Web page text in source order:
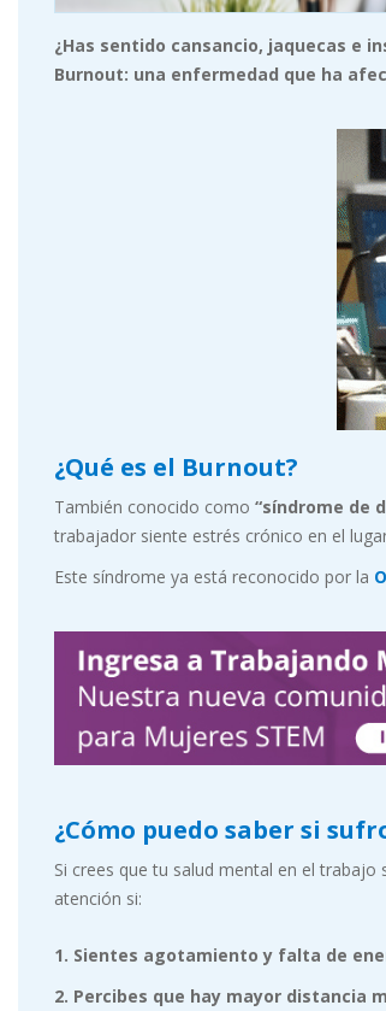
¿Has sentido cansancio, jaquecas e
Burnout: una enfermedad que ha
¿Qué es el Burnout?
También conocido como “síndrome de
trabajador siente estrés crónico en el
Este síndrome ya está reconocido por la
¿Cómo puedo saber si
Si crees que tu salud mental en el
atención si:
1. Sientes agotamiento y falta de
2. Percibes que hay mayor distancia